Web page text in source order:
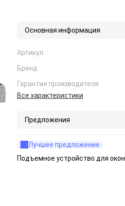
Основная информация
Артикул
Бренд
Гарантия производителя
Все характеристики
Предложения
Лучшее предложение
Подъемное устройство для окон